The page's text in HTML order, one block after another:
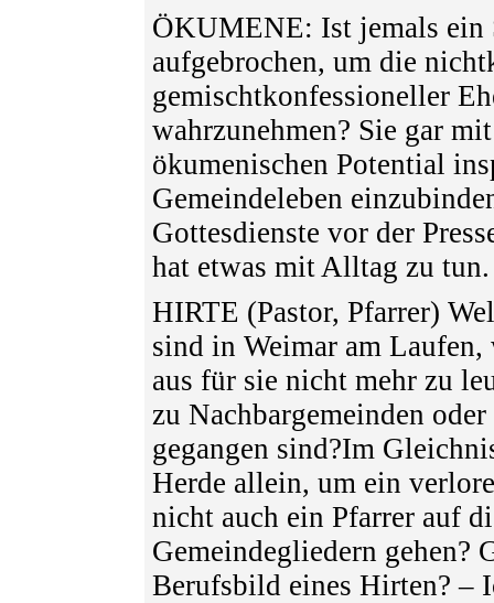
ÖKUMENE: Ist jemals ein
aufgebrochen, um die
gemischtkonfessioneller
wahrzunehmen? Sie gar
ökumenischen Potential
Gemeindeleben
Gottesdienste vor der
hat etwas mit Alltag zu tun.
HIRTE (Pastor, Pfarrer)
sind in Weimar am
aus für sie nicht mehr zu
zu Nachbargemeinden
gegangen sind?Im
Herde allein, um ein
nicht auch ein Pfarrer auf
Gemeindegliedern gehen?
Berufsbild eines Hirten? –